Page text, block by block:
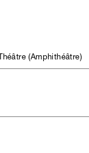
(Amphithéâtre)